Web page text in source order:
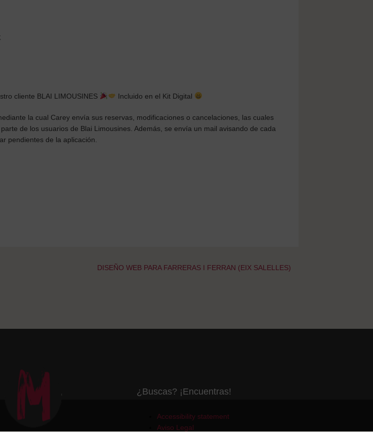
cliente BLAI LIMOUSINES Incluido en el Kit Digital
la cual Carey envía sus reservas, modificaciones o cancelaciones, las cuales
de los usuarios de Blai Limousines. Además, se envía un mail avisando de cada
pendientes de la aplicación.
DISEÑO WEB PARA FARRERAS I FERRAN (EIX SALELLES)
¿Buscas? ¡Encuentras!
Accessibility statement
Aviso Legal